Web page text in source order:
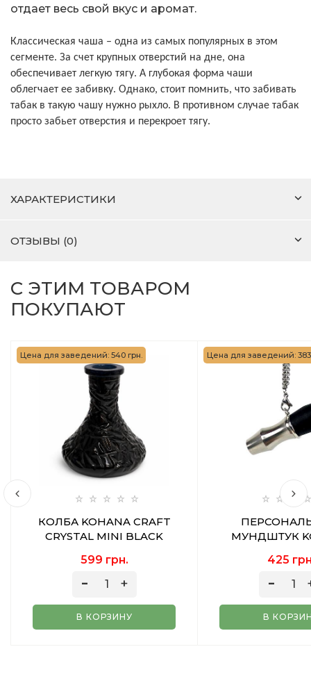
отдает весь свой вкус и аромат.
Классическая чаша – одна из самых популярных в этом
сегменте. За счет крупных отверстий на дне, она
обеспечивает легкую тягу. А глубокая форма чаши
облегчает ее забивку. Однако, стоит помнить, что забивать
табак в такую чашу нужно рыхло. В противном случае табак
просто забьет отверстия и перекроет тягу.
ХАРАКТЕРИСТИКИ
ОТЗЫВЫ (0)
С ЭТИМ ТОВАРОМ
ПОКУПАЮТ
Цена для заведений: 540 грн.
КОЛБА KOHANA CRAFT
CRYSTAL MINI BLACK
599 грн.
В КОРЗИНУ
Цена для заведений: 383
МУНДШТУК
425
В